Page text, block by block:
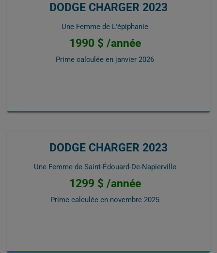
DODGE CHARGER 2023
Une Femme de L'épiphanie
1990 $ /année
Prime calculée en janvier 2026
DODGE CHARGER 2023
Une Femme de Saint-Édouard-De-Napierville
1299 $ /année
Prime calculée en novembre 2025